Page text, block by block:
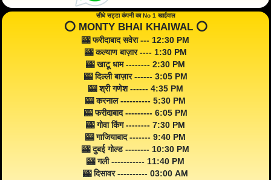
सीधे सट्टा कंपनी का No 1 खाईवाल
⭕️ MONTY BHAI KHAIWAL ⭕️
🎰 फरीदाबाद सवेरा --- 12:30 PM
🎰 कल्याण बाज़ार ---- 1:30 PM
🎰 खाटू धाम -------- 2:30 PM
🎰 दिल्ली बाज़ार ------ 3:05 PM
🎰 श्री गणेश ------ 4:35 PM
🎰 करनाल ---------- 5:30 PM
🎰 फरीदाबाद --------- 6:05 PM
🎰 गोवा किंग -------- 7:30 PM
🎰 गाजियाबाद ------- 9:40 PM
🎰 दुबई गोल्ड -------- 10:30 PM
🎰 गली ----------- 11:40 PM
🎰 दिसावर ---------- 03:00 AM